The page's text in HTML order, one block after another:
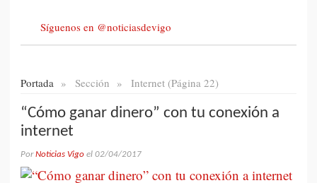
Síguenos en @noticiasdevigo
Portada » Sección » Internet (Página 22)
“Cómo ganar dinero” con tu conexión a
internet
PorNoticias Vigo el 02/04/2017